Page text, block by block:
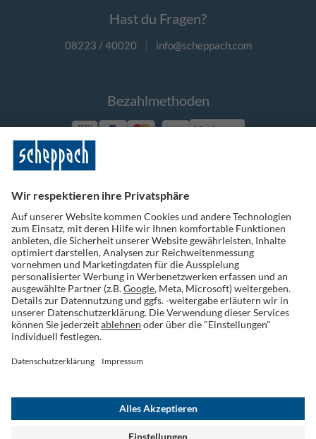
Hast du Fragen?
08223 / 40020 | info@scheppach.com
Bezahlmethoden
Vorkasse
Folge uns auf Social Media
Widerruf einreichen